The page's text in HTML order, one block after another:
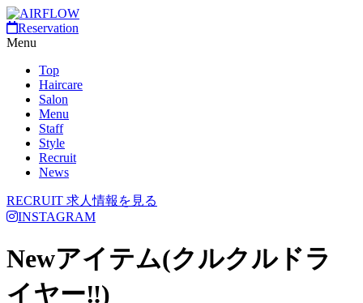
Reservation
Menu
Top
Haircare
Salon
Menu
Staff
Style
Recruit
News
RECRUIT 求人情報を見る
INSTAGRAM
Newアイテム(クルクルドラ
イヤー‼)